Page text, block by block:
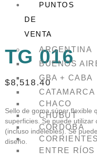
PUNTOS
DE
VENTA
ARGENTINA
BUENOS
GBA + CABA
CATAMARCA
CHACO
CHUBUT
CÓRDOBA
CORRIENTES
ENTRE RÍOS
TG 016
$8,518.40
Sello de goma súper flexible
superficies. Se puede utilizar
(incluso indelebles). Se
diseño.